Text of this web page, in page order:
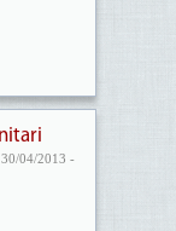
04/2013 -